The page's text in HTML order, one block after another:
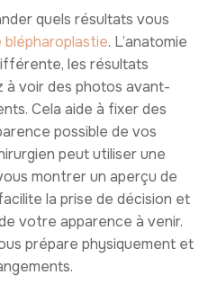
quels résultats vous
. L’anatomie
les résultats
à voir des photos avant-
Cela aide à fixer des
possible de vos
peut utiliser une
montrer un aperçu de
la prise de décision et
votre apparence à venir.
prépare physiquement et